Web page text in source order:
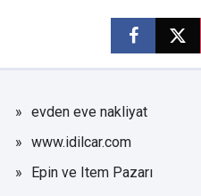
evden eve nakliyat
www.idilcar.com
Epin ve Item Pazarı